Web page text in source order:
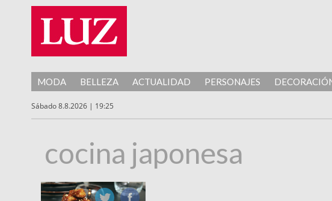
MODA BELLEZA ACTUALIDAD PERSONAJES
Sábado 8.8.2026 | 19:25
cocina japonesa